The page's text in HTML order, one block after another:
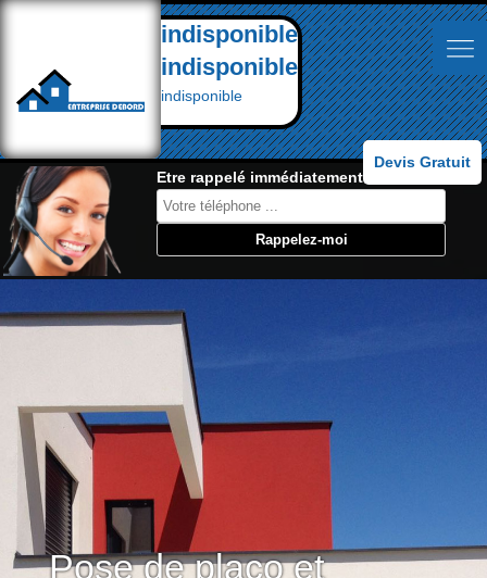
indisponible
indisponible
indisponible
Devis Gratuit
Etre rappelé immédiatement:
Pose de placo et